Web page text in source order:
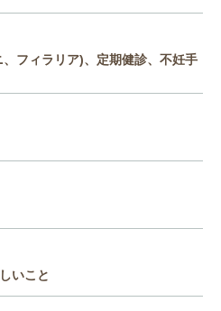
フィラリア)、定期健診、不妊手
いこと